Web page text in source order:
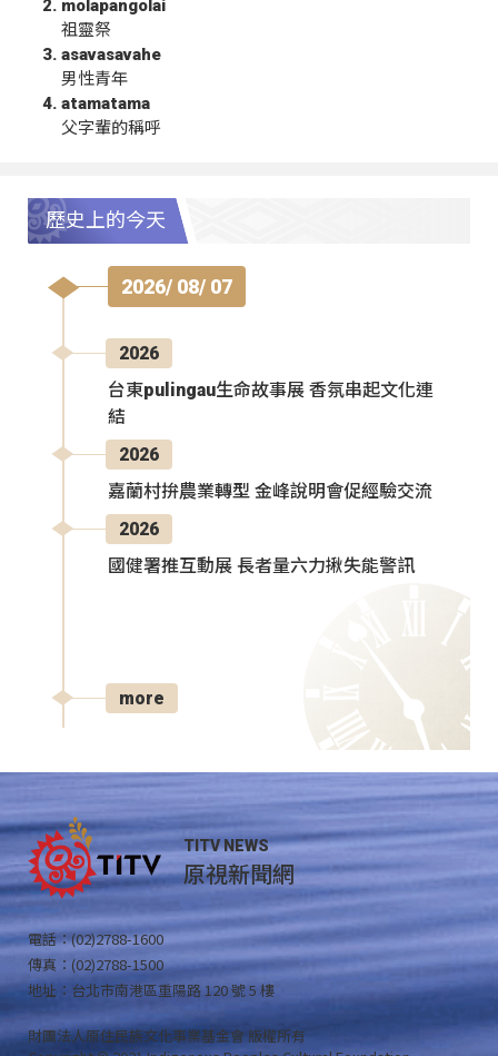
molapangolai
祖靈祭
asavasavahe
男性青年
atamatama
父字輩的稱呼
歷史上的今天
2026/ 08/ 07
2026
台東pulingau生命故事展 香氛串起文化連
結
2026
嘉蘭村拚農業轉型 金峰說明會促經驗交流
2026
國健署推互動展 長者量六力揪失能警訊
more
TITV NEWS
原視新聞網
電話：(02)2788-1600
傳真：(02)2788-1500
地址：台北市南港區重陽路 120 號 5 樓
財團法人原住民族文化事業基金會 版權所有